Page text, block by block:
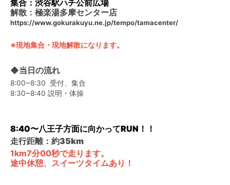
集合：渋谷駅ハチ公前広場
解散：極楽湯多摩センター店
https://www.gokurakuyu.ne.jp/tempo/tamacenter/
※現地集合・現地解散になります。
◆当日の流れ
8:00~8:30 受付、集合
8:30~8:40 説明・体操
8:40〜八王子方面に向かってRUN！！
走行距離：約35km
1km7分00秒で走ります。
途中休憩、スイーツタイムあり！